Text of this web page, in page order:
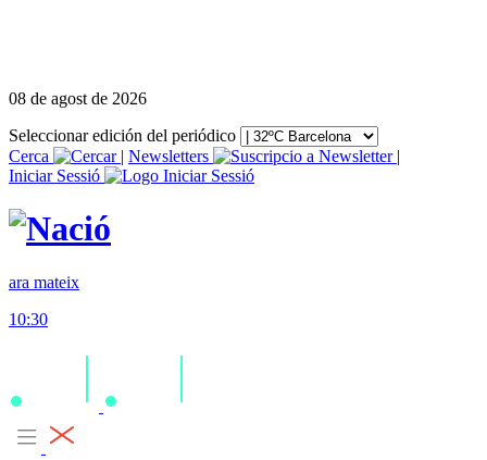
08 de agost de 2026
Seleccionar edición del periódico
Cerca
| Newsletters
|
Iniciar Sessió
ara mateix
10:30